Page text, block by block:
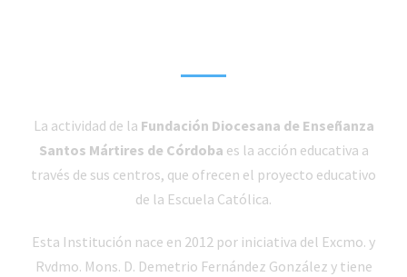
La actividad de la Fundación Diocesana de Enseñanza
Santos Mártires de Córdoba es la acción educativa a
través de sus centros, que ofrecen el proyecto educativo
de la Escuela Católica.
Esta Institución nace en 2012 por iniciativa del Excmo. y
Rvdmo. Mons. D. Demetrio Fernández González y tiene